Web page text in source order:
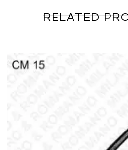
RELATED